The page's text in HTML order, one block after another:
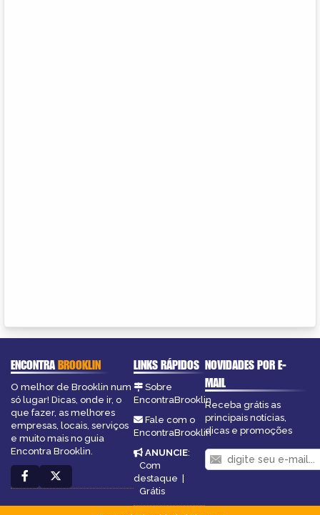
ENCONTRABROOKLIN
O melhor de Brooklin num
só lugar! Dicas, onde ir, o
que fazer, as melhores
empresas, locais, serviços
e muito mais no guia
Encontra Brooklin.
LINKS RÁPIDOS
Sobre
EncontraBrooklin
Fale com o
EncontraBrooklin
ANUNCIE:
Com
destaque |
Grátis
NOVIDADES POR E-
MAIL
Receba grátis as
principais notícias,
dicas e promoções